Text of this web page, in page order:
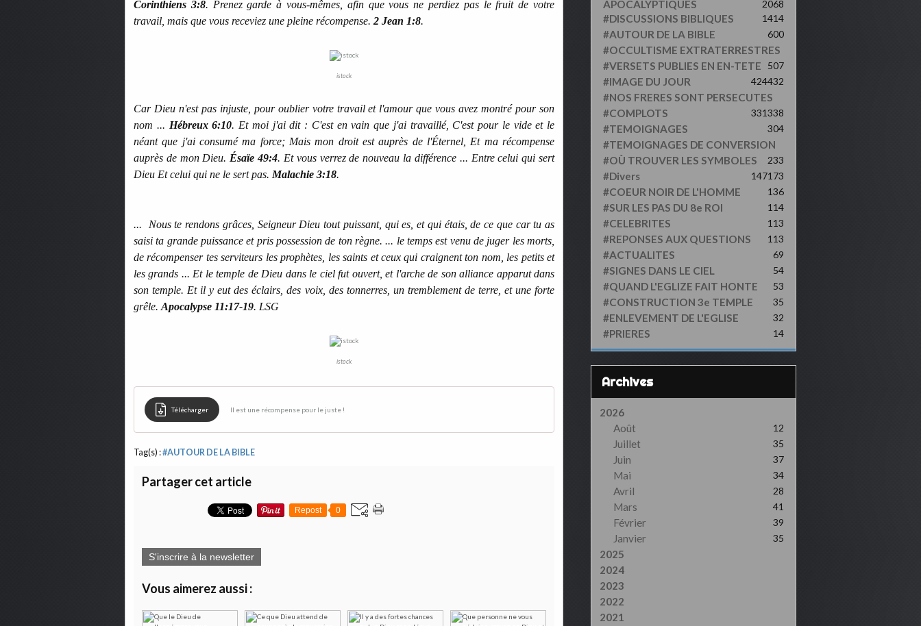
Corinthiens 3:8. Prenez garde à vous-mêmes, afin que vous ne perdiez pas le fruit de votre
travail, mais que vous receviez une pleine récompense. 2 Jean 1:8.
istock
Car Dieu n'est pas injuste, pour oublier votre travail et l'amour que vous avez montré pour son
nom ... Hébreux 6:10. Et moi j'ai dit : C'est en vain que j'ai travaillé, C'est pour le vide et le
néant que j'ai consumé ma force; Mais mon droit est auprès de l'Éternel, Et ma récompense
auprès de mon Dieu. Ésaïe 49:4. Et vous verrez de nouveau la différence ... Entre celui qui sert
Dieu Et celui qui ne le sert pas. Malachie 3:18.
... Nous te rendons grâces, Seigneur Dieu tout puissant, qui es, et qui étais, de ce que car tu as
saisi ta grande puissance et pris possession de ton règne. ... le temps est venu de juger les morts,
de récompenser tes serviteurs les prophètes, les saints et ceux qui craignent ton nom, les petits et
les grands ... Et le temple de Dieu dans le ciel fut ouvert, et l'arche de son alliance apparut dans
son temple. Et il y eut des éclairs, des voix, des tonnerres, un tremblement de terre, et une forte
grêle. Apocalypse 11:17-19. LSG
istock
Télécharger Il est une récompense pour le juste !
Tag(s) :#AUTOUR DE LA BIBLE
Partager cet article
Repost 0
S'inscrire à la newsletter
Vous aimerez aussi :
APOCALYPTIQUES 2068
#DISCUSSIONS BIBLIQUES 1414
#AUTOUR DE LA BIBLE 600
#OCCULTISME EXTRATERRESTRES
507
#VERSETS PUBLIES EN EN-TETE
432
#IMAGE DU JOUR 424
#NOS FRERES SONT PERSECUTES
338
#COMPLOTS 331
#TEMOIGNAGES 304
#TEMOIGNAGES DE CONVERSION
233
#OÙ TROUVER LES SYMBOLES
173
#Divers 147
#COEUR NOIR DE L'HOMME 136
#SUR LES PAS DU 8e ROI 114
#CELEBRITES 113
#REPONSES AUX QUESTIONS 113
#ACTUALITES 69
#SIGNES DANS LE CIEL 54
#QUAND L'EGLIZE FAIT HONTE 53
#CONSTRUCTION 3e TEMPLE 35
#ENLEVEMENT DE L'EGLISE 32
#PRIERES 14
Archives
2026
Août
12
Juillet 35
Juin 37
Mai 34
Avril 28
Mars 41
Février 39
Janvier 35
2025
2024
2023
2022
2021